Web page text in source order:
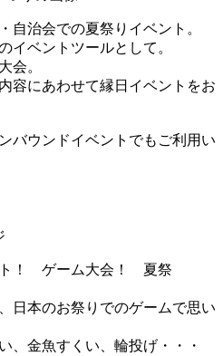
自治会での夏祭りイベント。
イベントツールとして。
会。
容にあわせて縁日イベントをお
バウンドイベントでもご利用い
！ ゲーム大会！ 夏祭
日本のお祭りでのゲームで思い
、金魚すくい、輪投げ・・・